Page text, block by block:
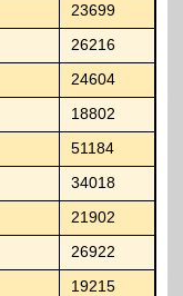
23699
26216
24604
18802
51184
34018
21902
26922
19215